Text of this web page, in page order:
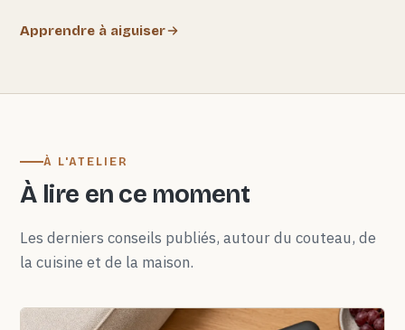
Apprendre à aiguiser
À L'ATELIER
À lire en ce moment
Les derniers conseils publiés, autour du couteau, de
la cuisine et de la maison.